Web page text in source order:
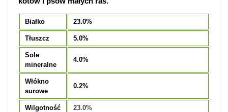
Białko 23.0%
Tłuszcz 5.0%
Sole
mineralne
4.0%
Włókno
surowe
0.2%
Wilgotność 23.0%